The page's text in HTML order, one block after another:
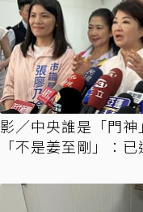
影／中央誰是「門
「不是姜至剛」：